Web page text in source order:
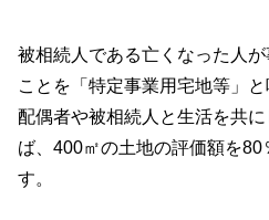
被相続人である亡くなった人
ことを「特定事業用宅地等」と
配偶者や被相続人と生活を共
ば、 400㎡の土地の評価額を80
す。